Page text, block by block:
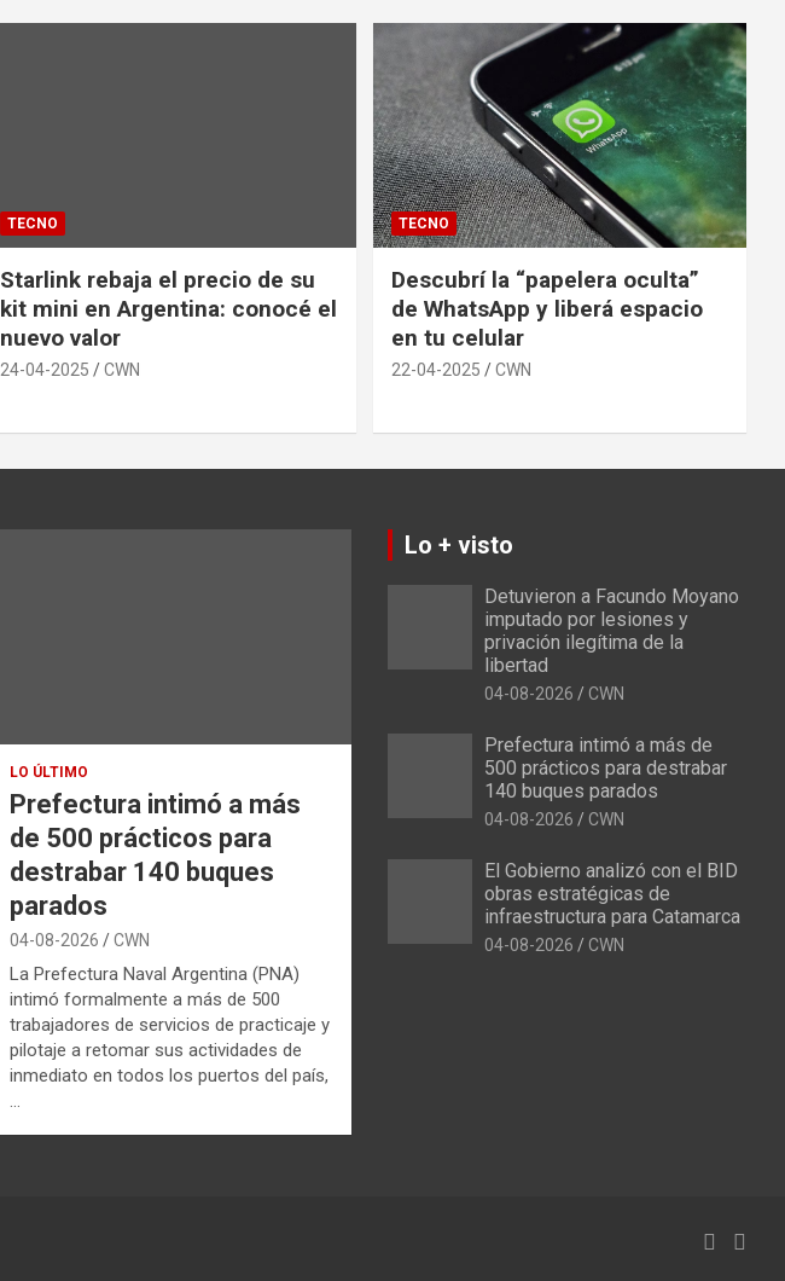
TECNO
Starlink rebaja el precio de su
kit mini en Argentina: conocé el
nuevo valor
24-04-2025 CWN
TECNO
Descubrí la “papelera oculta”
de WhatsApp y liberá espacio
en tu celular
22-04-2025 CWN
LO ÚLTIMO
Prefectura intimó a más
de 500 prácticos para
destrabar 140 buques
parados
04-08-2026 CWN
La Prefectura Naval Argentina (PNA)
intimó formalmente a más de 500
trabajadores de servicios de practicaje y
pilotaje a retomar sus actividades de
inmediato en todos los puertos del país,
…
Lo + visto
Detuvieron a Facundo Moyano
imputado por lesiones y
privación ilegítima de la
libertad
04-08-2026 CWN
Prefectura intimó a más de
500 prácticos para destrabar
140 buques parados
04-08-2026 CWN
El Gobierno analizó con el BID
obras estratégicas de
infraestructura para Catamarca
04-08-2026 CWN